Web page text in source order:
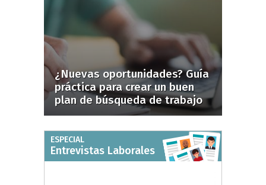
¿Nuevas oportunidades? Guía
práctica para crear un buen
plan de búsqueda de trabajo
ESPECIAL
Entrevistas Laborales